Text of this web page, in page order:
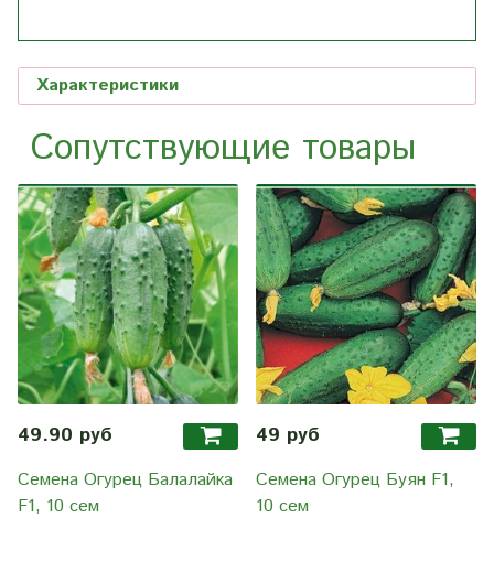
Характеристики
Сопутствующие товары
49.90 руб
Семена Огурец Балалайка
F1, 10 сем
49 руб
Семена Огурец Буян F1,
10 сем